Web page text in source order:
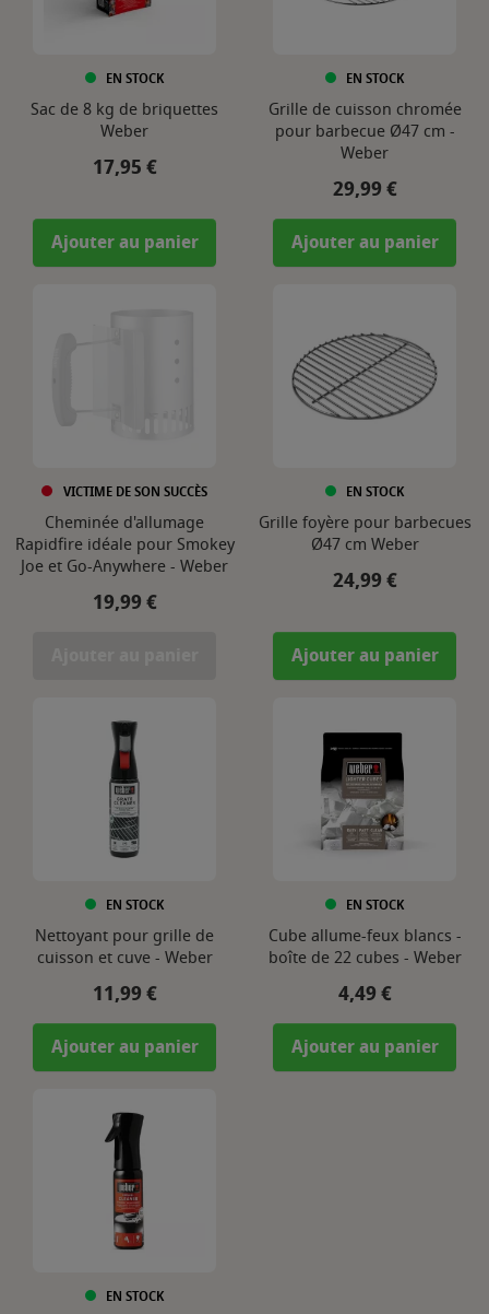
EN STOCK
Sac de 8 kg de briquettes
Weber
Prix
17,95 €
Ajouter au panier
EN STOCK
Grille de cuisson chromée
pour barbecue Ø47 cm -
Weber
Prix
29,99 €
Ajouter au panier
VICTIME DE SON SUCCÈS
Cheminée d'allumage
Rapidfire idéale pour Smokey
Joe et Go-Anywhere - Weber
Prix
19,99 €
EN STOCK
Grille foyère pour barbecues
Ø47 cm Weber
Prix
24,99 €
Ajouter au panier
EN STOCK
Nettoyant pour grille de
cuisson et cuve - Weber
Prix
11,99 €
Ajouter au panier
EN STOCK
Cube allume-feux blancs -
boîte de 22 cubes - Weber
Prix
4,49 €
Ajouter au panier
EN STOCK